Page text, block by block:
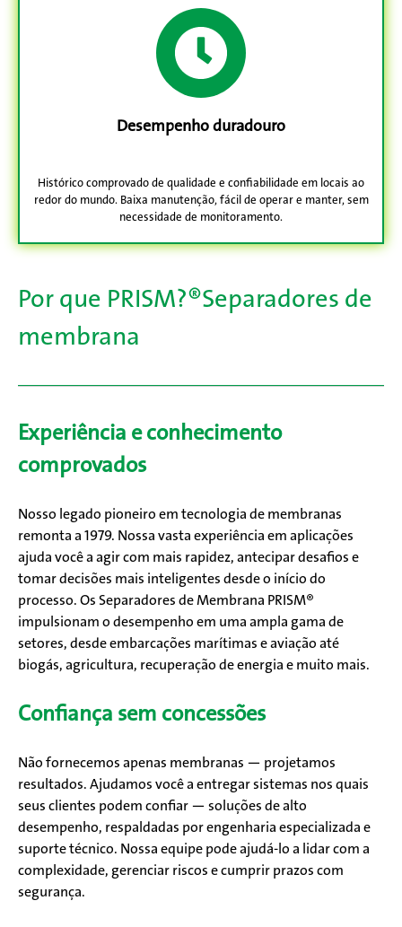
Desempenho duradouro
Histórico comprovado de qualidade e confiabilidade em locais ao
redor do mundo. Baixa manutenção, fácil de operar e manter, sem
necessidade de monitoramento.
Por que PRISM?®Separadores de
membrana
Experiência e conhecimento
comprovados
Nosso legado pioneiro em tecnologia de membranas
remonta a 1979. Nossa vasta experiência em aplicações
ajuda você a agir com mais rapidez, antecipar desafios e
tomar decisões mais inteligentes desde o início do
processo. Os Separadores de Membrana PRISM®
impulsionam o desempenho em uma ampla gama de
setores, desde embarcações marítimas e aviação até
biogás, agricultura, recuperação de energia e muito mais.
Confiança sem concessões
Não fornecemos apenas membranas — projetamos
resultados. Ajudamos você a entregar sistemas nos quais
seus clientes podem confiar — soluções de alto
desempenho, respaldadas por engenharia especializada e
suporte técnico. Nossa equipe pode ajudá-lo a lidar com a
complexidade, gerenciar riscos e cumprir prazos com
segurança.